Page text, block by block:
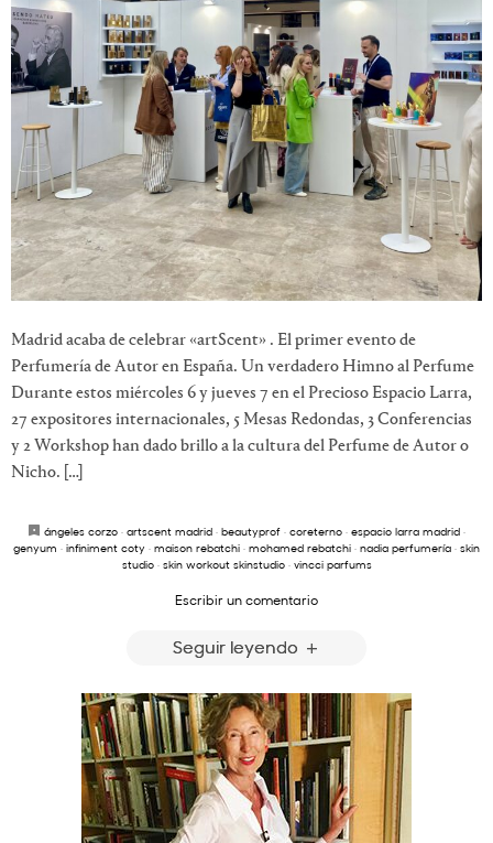
Madrid acaba de celebrar «artScent» . El primer evento de
Perfumería de Autor en España. Un verdadero Himno al Perfume
Durante estos miércoles 6 y jueves 7 en el Precioso Espacio Larra,
27 expositores internacionales, 5 Mesas Redondas, 3 Conferencias
y 2 Workshop han dado brillo a la cultura del Perfume de Autor o
Nicho. […]
ángeles corzo · artscent madrid · beautyprof · coreterno · espacio larra madrid ·
genyum · infiniment coty · maison rebatchi · mohamed rebatchi · nadia perfumería · skin
studio· skin workout skinstudio· vincci parfums
Escribir un comentario
Seguir leyendo